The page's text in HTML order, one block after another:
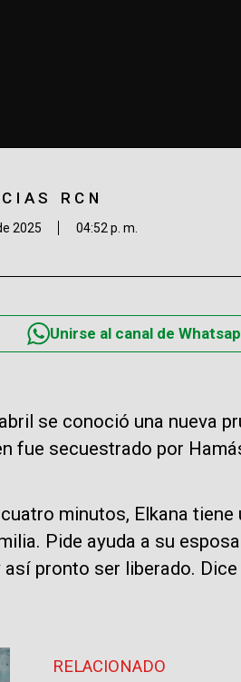
RCN
2025 04:52 p. m.
Unirse al canal de
se conoció una nueva
fue secuestrado por
minutos, Elkana
Pide ayuda a su
pronto ser liberado.
RELACIONADO